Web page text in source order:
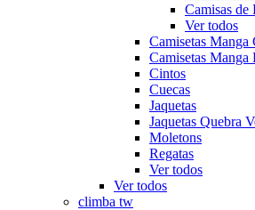
Camisas de
Ver todos
Camisetas Manga
Camisetas Manga
Cintos
Cuecas
Jaquetas
Jaquetas Quebra
Moletons
Regatas
Ver todos
Ver todos
climba tw